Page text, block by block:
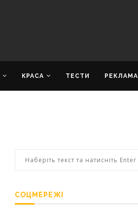
КРАСА ТЕСТИ РЕКЛАМА
СОЦМЕРЕЖІ